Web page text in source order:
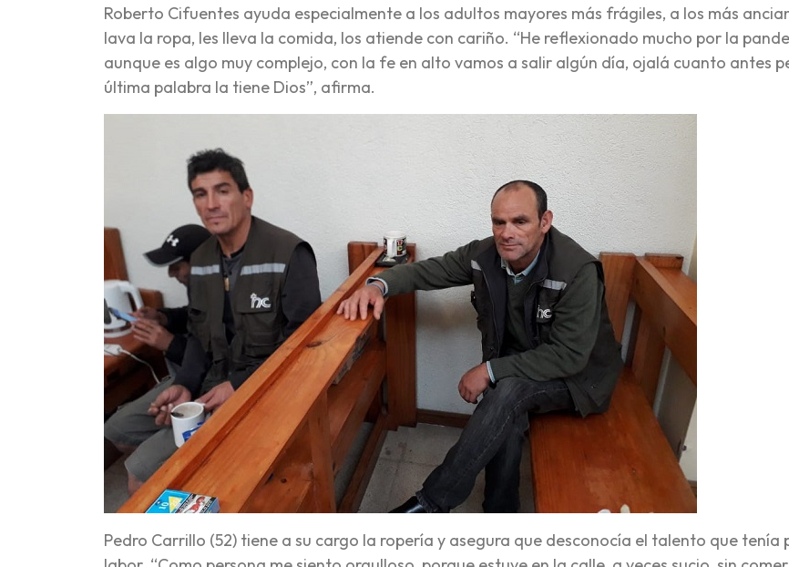
Roberto Cifuentes ayuda especialmente a los adultos mayores más frágiles, a los más
lava la ropa, les lleva la comida, los atiende con cariño. “He reflexionado mucho por la
aunque es algo muy complejo, con la fe en alto vamos a salir algún día, ojalá cuanto antes
última palabra la tiene Dios”, afirma.
Pedro Carrillo (52) tiene a su cargo la ropería y asegura que desconocía el talento que tenía